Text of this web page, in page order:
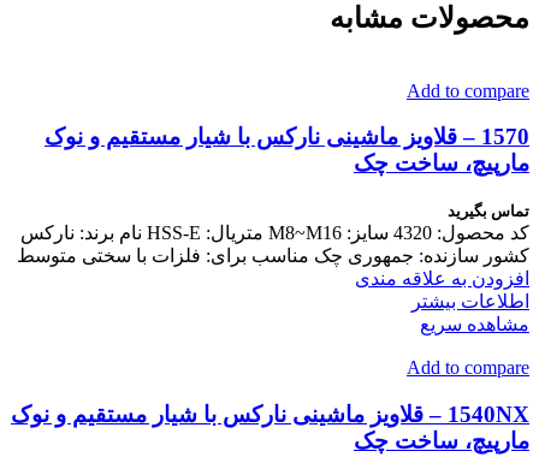
محصولات مشابه
Add to compare
1570 – قلاویز ماشینی نارکس با شیار مستقیم و نوک
مارپیچ، ساخت چک
تماس بگیرید
کد محصول: 4320 سایز: M8~M16 متریال: HSS-E نام برند: نارکس
کشور سازنده: جمهوری چک مناسب برای: فلزات با سختی متوسط
افزودن به علاقه مندی
اطلاعات بیشتر
مشاهده سریع
Add to compare
1540NX – قلاویز ماشینی نارکس با شیار مستقیم و نوک
مارپیچ، ساخت چک